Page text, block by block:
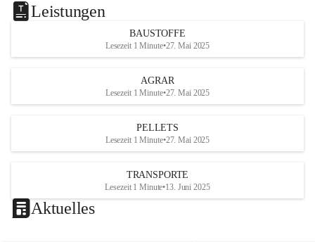
den Bereichen
Beratung, Lager sowie Transport. Für alle Ihre Anliegen
finden wir eine individuelle Lösung.
office@mayer-lipsch.at
Leistungen
BAUSTOFFE
Lesezeit 1 Minute•27. Mai 2025
AGRAR
Lesezeit 1 Minute•27. Mai 2025
PELLETS
Lesezeit 1 Minute•27. Mai 2025
TRANSPORTE
Lesezeit 1 Minute•13. Juni 2025
Aktuelles